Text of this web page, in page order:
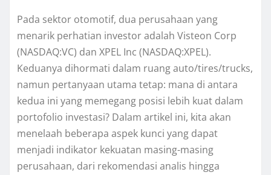
Pada sektor otomotif, dua perusahaan yang
menarik perhatian investor adalah Visteon Corp
(NASDAQ:VC) dan XPEL Inc (NASDAQ:XPEL).
Keduanya dihormati dalam ruang auto/tires/trucks,
namun pertanyaan utama tetap: mana di antara
kedua ini yang memegang posisi lebih kuat dalam
portofolio investasi? Dalam artikel ini, kita akan
menelaah beberapa aspek kunci yang dapat
menjadi indikator kekuatan masing-masing
perusahaan, dari rekomendasi analis hingga